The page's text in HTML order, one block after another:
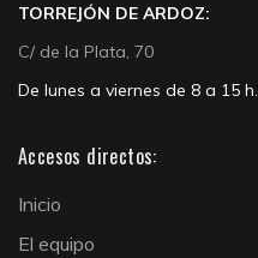
TORREJÓN DE ARDOZ:
C/ de la Plata, 70
De lunes a viernes de 8 a 15 h.
Accesos directos:
Inicio
El equipo